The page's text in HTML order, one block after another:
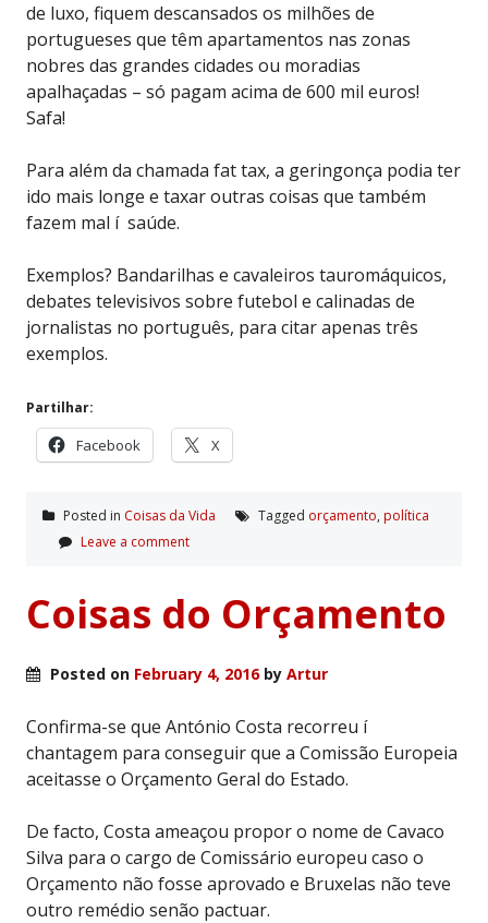
de luxo, fiquem descansados os milhões de
portugueses que têm apartamentos nas zonas
nobres das grandes cidades ou moradias
apalhaçadas – só pagam acima de 600 mil euros!
Safa!
Para além da chamada fat tax, a geringonça podia ter
ido mais longe e taxar outras coisas que também
fazem mal í saúde.
Exemplos? Bandarilhas e cavaleiros tauromáquicos,
debates televisivos sobre futebol e calinadas de
jornalistas no português, para citar apenas três
exemplos.
Partilhar:
Facebook X
Posted in Coisas da Vida Tagged orçamento, polí­tica
Leave a comment
Coisas do Orçamento
Posted on February 4, 2016by Artur
Confirma-se que António Costa recorreu í
chantagem para conseguir que a Comissão Europeia
aceitasse o Orçamento Geral do Estado.
De facto, Costa ameaçou propor o nome de Cavaco
Silva para o cargo de Comissário europeu caso o
Orçamento não fosse aprovado e Bruxelas não teve
outro remédio senão pactuar.